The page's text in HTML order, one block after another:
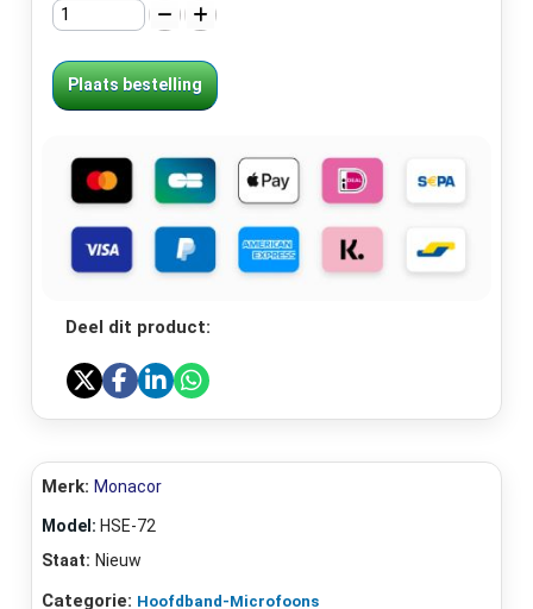
Plaats bestelling
Deel dit product:
Merk: Monacor
Model: HSE-72
Staat: Nieuw
Categorie: Hoofdband-Microfoons